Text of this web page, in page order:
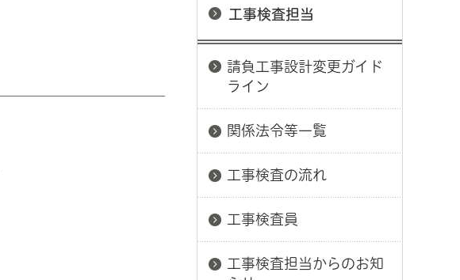
工事検査担当
請負工事設計変更ガイド
ライン
関係法令等一覧
工事検査の流れ
工事検査員
工事検査担当からのお知